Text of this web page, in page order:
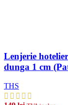
Lenjerie
dunga 1 cm
THS